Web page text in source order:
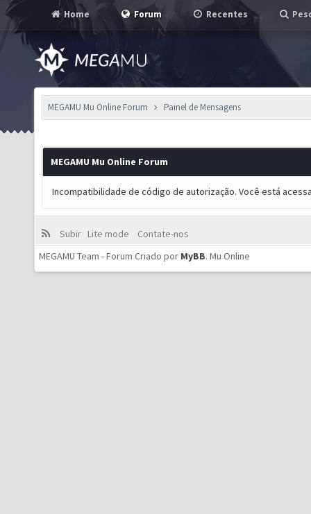
Home Forum Recentes
MEGAMU Mu Online Forum Painel de Mensagens
MEGAMU Mu Online Forum
Incompatibilidade de código de autorização. Você está
Subir Lite mode
Contate-nos
MEGAMU Team - Forum Criado por MyBB. Mu Online